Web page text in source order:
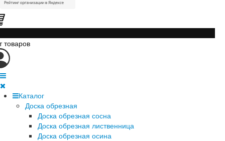
товаров
Каталог
Доска обрезная
Доска обрезная сосна
Доска обрезная лиственница
Доска обрезная осина